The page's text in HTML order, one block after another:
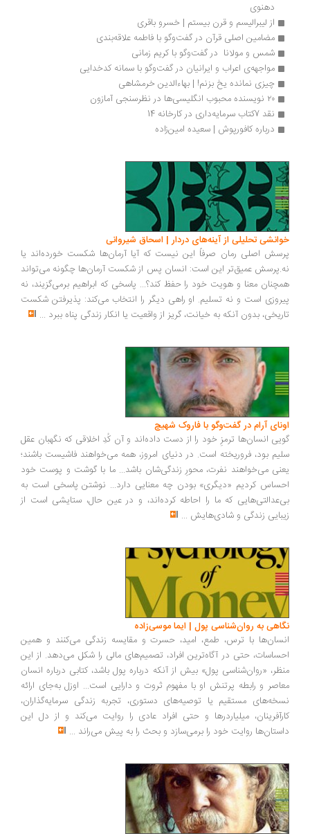
از لیبرالیسم و قرن بیستم | خسرو باقری
مضامین اصلی قرآن در گفت‌وگو با فاطمه علاقه‌بندی
شمس و مولانا  در گفت‌وگو با کریم زمانی
مواجهه‌ی اعراب و ایرانیان در گفت‌وگو با سمانه کدخدایی
چیزی نمانده یخ بزنم! | بهاءالدین خرمشاهی
درباره کافورپوش | سعیده امین‌زاده
تحلیلی از آینه‌های دردار | اسحاق شیروانی
اصلی رمان صرفاً این نیست که آیا آرمان‌ها شکست خورده‌اند یا
عمیق‌تر این است: انسان پس از شکست آرمان‌ها چگونه می‌تواند
معنا و هویت خود را حفظ کند؟... پاسخی که ابراهیم برمی‌گزیند، نه
است و نه تسلیم. او راهی دیگر را انتخاب می‌کند: پذیرفتن شکست
بدون آنکه به خیانت، گریز از واقعیت یا انکار زندگی پناه ببرد...
آرام در گفت‌وگو با فاروک شهیچ‭
انسان‌ها ترمزِ خود را از دست داده‌اند و آن کُدِ اخلاقی که نگهبان عقل
بود، فروریخته است. در دنیای امروز، همه می‌خواهند فاشیست باشند؛
می‌خواهند نفرت، محورِ زندگی‌شان باشد... ما با گوشت و پوست خود
کردیم «دیگری» بودن چه معنایی دارد... نوشتن پاسخی است به
که ما را احاطه کرده‌اند، و در عین حال، ستایشی است از
زندگی و شادی‌هایش...
به روان‌شناسی پول | ایما موسی‌زاده
با ترس، طمع، امید، حسرت و مقایسه زندگی می‌کنند و همین
حتی در آگاه‌ترین افراد، تصمیم‌های مالی را شکل می‌دهد. از این
«روان‌شناسی پول» بیش از آنکه درباره پول باشد، کتابی درباره انسان
و رابطه پرتنش او با مفهوم ثروت و دارایی است... اوزل به‌جای ارائه
مستقیم یا توصیه‌های دستوری، تجربه زندگی سرمایه‌گذاران،
میلیاردرها و حتی افراد عادی را روایت می‌کند و از دل این
روایت خود را برمی‌سازد و بحث را به پیش می‌راند...